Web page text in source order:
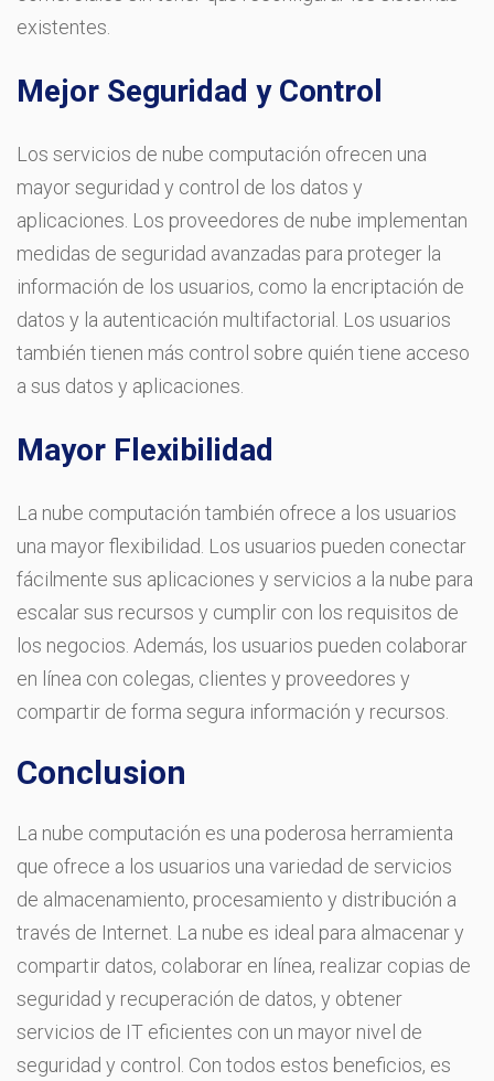
existentes.
Mejor Seguridad y Control
Los servicios de nube computación ofrecen una
mayor seguridad y control de los datos y
aplicaciones. Los proveedores de nube implementan
medidas de seguridad avanzadas para proteger la
información de los usuarios, como la encriptación de
datos y la autenticación multifactorial. Los usuarios
también tienen más control sobre quién tiene acceso
a sus datos y aplicaciones.
Mayor Flexibilidad
La nube computación también ofrece a los usuarios
una mayor flexibilidad. Los usuarios pueden conectar
fácilmente sus aplicaciones y servicios a la nube para
escalar sus recursos y cumplir con los requisitos de
los negocios. Además, los usuarios pueden colaborar
en línea con colegas, clientes y proveedores y
compartir de forma segura información y recursos.
Conclusion
La nube computación es una poderosa herramienta
que ofrece a los usuarios una variedad de servicios
de almacenamiento, procesamiento y distribución a
través de Internet. La nube es ideal para almacenar y
compartir datos, colaborar en línea, realizar copias de
seguridad y recuperación de datos, y obtener
servicios de IT eficientes con un mayor nivel de
seguridad y control. Con todos estos beneficios, es